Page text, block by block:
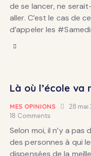
de se lancer, ne
aller. C’est le cas de
d’appeler les
Là où l’école va
MES OPINIONS 28 mai
18 Comments
Selon moi, il n’y a
des personnes à qui